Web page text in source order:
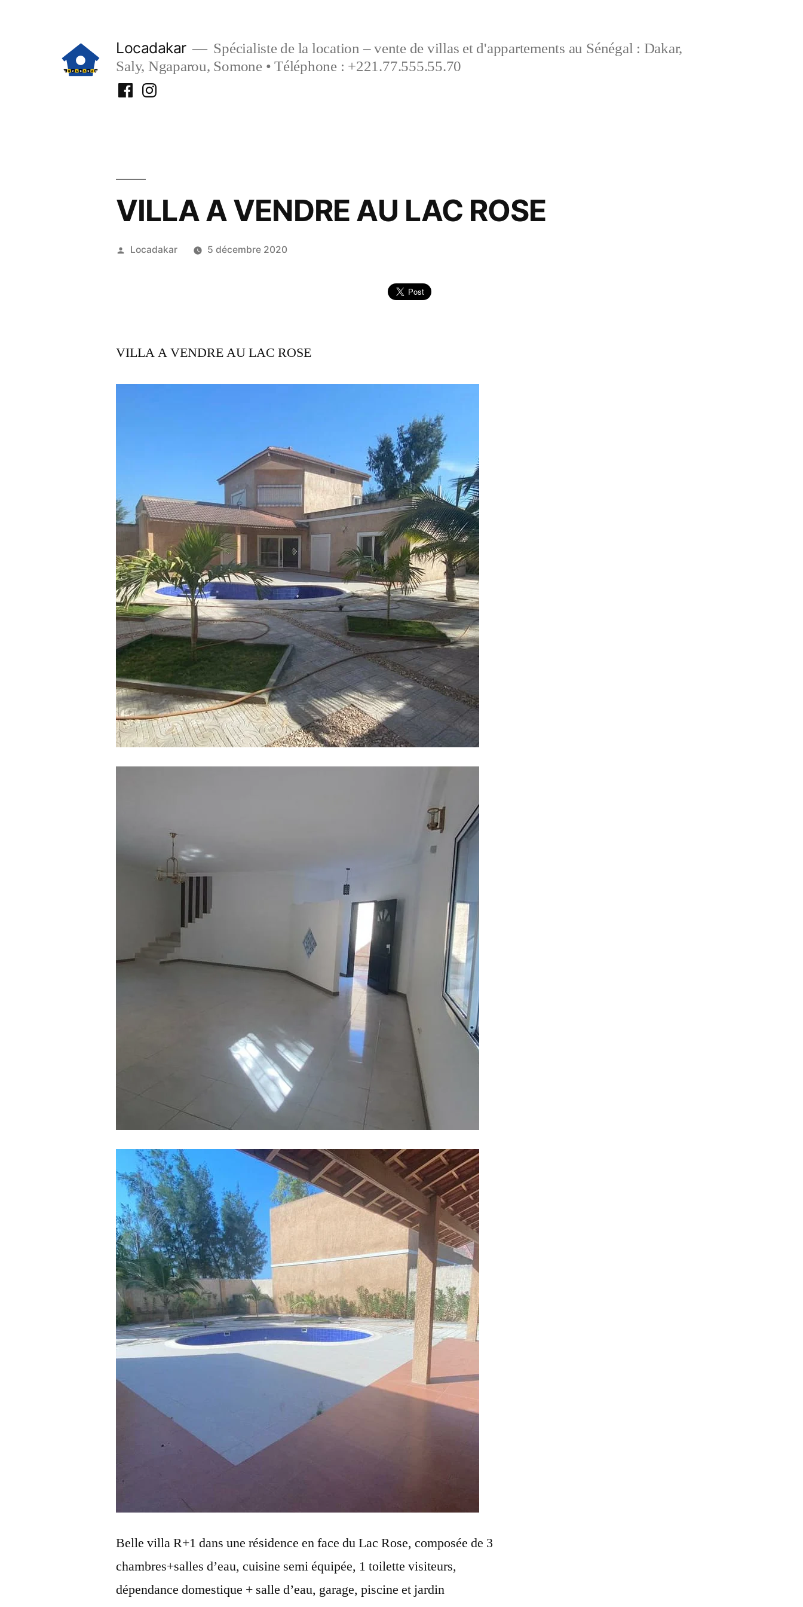
Locadakar
Spécialiste de la location – vente de villas et d'appartements au Sénégal : Dakar,
Saly, Ngaparou, Somone • Téléphone : +221.77.555.55.70
FacebookInstagram
VILLA A VENDRE AU LAC ROSE
Publié
Locadakar 5 décembre 2020
VILLA A VENDRE AU LAC ROSE
Belle villa R+1 dans une résidence en face du Lac Rose, composée de 3
chambres+salles d’eau, cuisine semi équipée, 1 toilette visiteurs,
dépendance domestique + salle d’eau, garage, piscine et jardin